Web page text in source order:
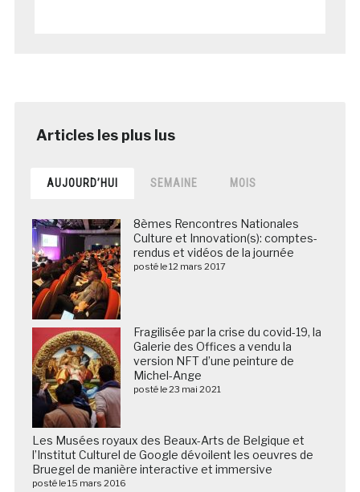
AUJOURD’HUI SEMAINE MOIS
8èmes Rencontres Nationales
Culture et Innovation(s): comptes-
rendus et vidéos de la journée
posté le 12 mars 2017
Fragilisée par la crise du covid-19, la
Galerie des Offices a vendu la
version NFT d’une peinture de
Michel-Ange
posté le 23 mai 2021
Les Musées royaux des Beaux-Arts de Belgique et
l’Institut Culturel de Google dévoilent les oeuvres de
Bruegel de manière interactive et immersive
posté le 15 mars 2016